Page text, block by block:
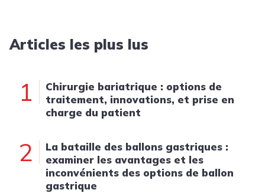
Articles les plus lus
1
Chirurgie bariatrique : options de
traitement, innovations, et prise en
charge du patient
2
La bataille des ballons gastriques :
examiner les avantages et les
inconvénients des options de ballon
gastrique